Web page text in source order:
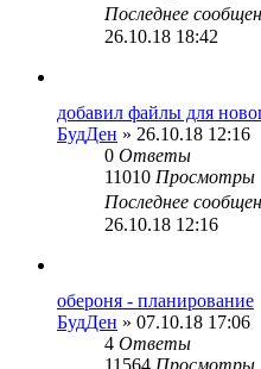
Последнее
26.10.18 18:42
добавил файлы для
БудДен » 26.10.18 12:16
0 Ответы
11010 Просмотры
Последнее
26.10.18 12:16
обероня - планирование
БудДен » 07.10.18 17:06
4 Ответы
11564 Просмотры